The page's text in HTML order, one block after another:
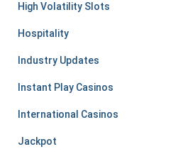
High Volatility Slots
Hospitality
Industry Updates
Instant Play Casinos
International Casinos
Jackpot